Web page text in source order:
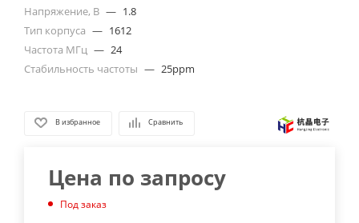
Напряжение, В — 1.8
Тип корпуса — 1612
Частота МГц — 24
Стабильность частоты — 25ppm
В избранное Сравнить
Цена по запросу
Под заказ